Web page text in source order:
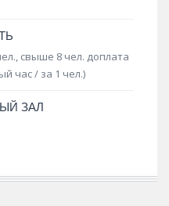
свыше 8 чел. доплата
час / за 1 чел.)
ЗАЛ